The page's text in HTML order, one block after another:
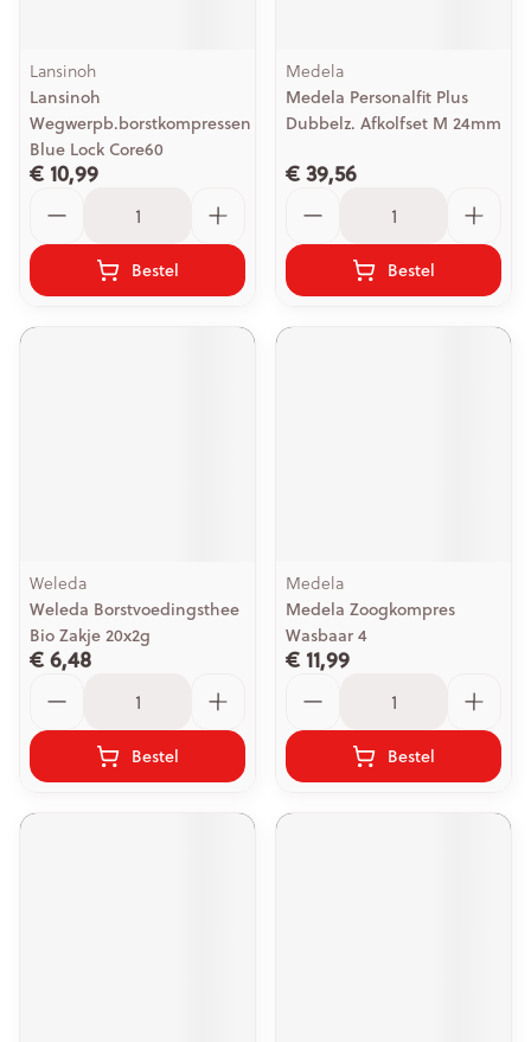
Lansinoh
Lansinoh
Wegwerpb.borstkompressen
Blue Lock Core60
€ 10,99
Bestel
Medela
Medela Personalfit Plus
Dubbelz. Afkolfset M 24mm
€ 39,56
Bestel
Weleda
Weleda Borstvoedingsthee
Bio Zakje 20x2g
€ 6,48
Bestel
Medela
Medela Zoogkompres
Wasbaar 4
€ 11,99
Bestel